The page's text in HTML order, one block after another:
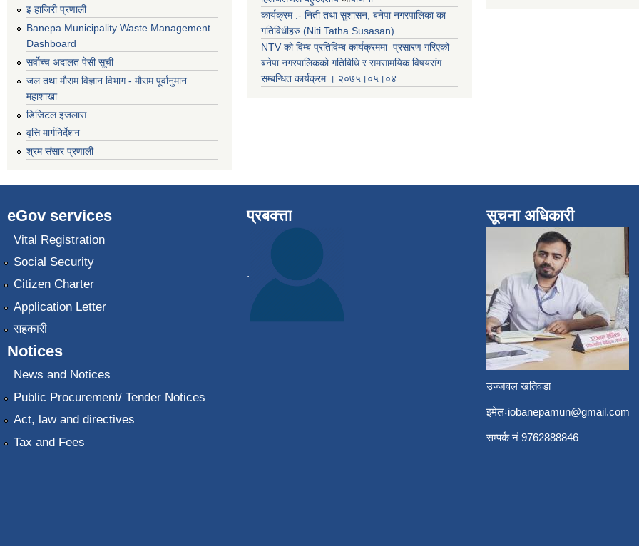
इ हाजिरी प्रणाली
Banepa Municipality Waste Management
Dashboard
सर्वोच्च अदालत पेसी सूची
जल तथा मौसम विज्ञान विभाग - मौसम पूर्वानुमान
महाशाखा
डिजिटल इजलास
वृत्ति मार्गनिर्देशन
श्रम संसार प्रणाली
कार्यक्रम :- निती तथा सुशासन, बनेपा नगरपालिका का
गतिविधीहरु (Niti Tatha Susasan)
NTV को विम्ब प्रतिविम्ब कार्यक्रममा प्रसारण गरिएको
बनेपा नगरपालिकको गतिबिधि र समसामयिक विषयसंग
सम्बन्धित कार्यक्रम । २०७५।०५।०४
eGov services
Vital Registration
Social Security
Citizen Charter
Application Letter
सहकारी
Notices
News and Notices
Public Procurement/ Tender Notices
Act, law and directives
Tax and Fees
प्रबक्त्ता
.
सूचना अधिकारी
उज्जवल खतिवडा
इमेलःiobanepamun@gmail.com
सम्पर्क नंं 9762888846